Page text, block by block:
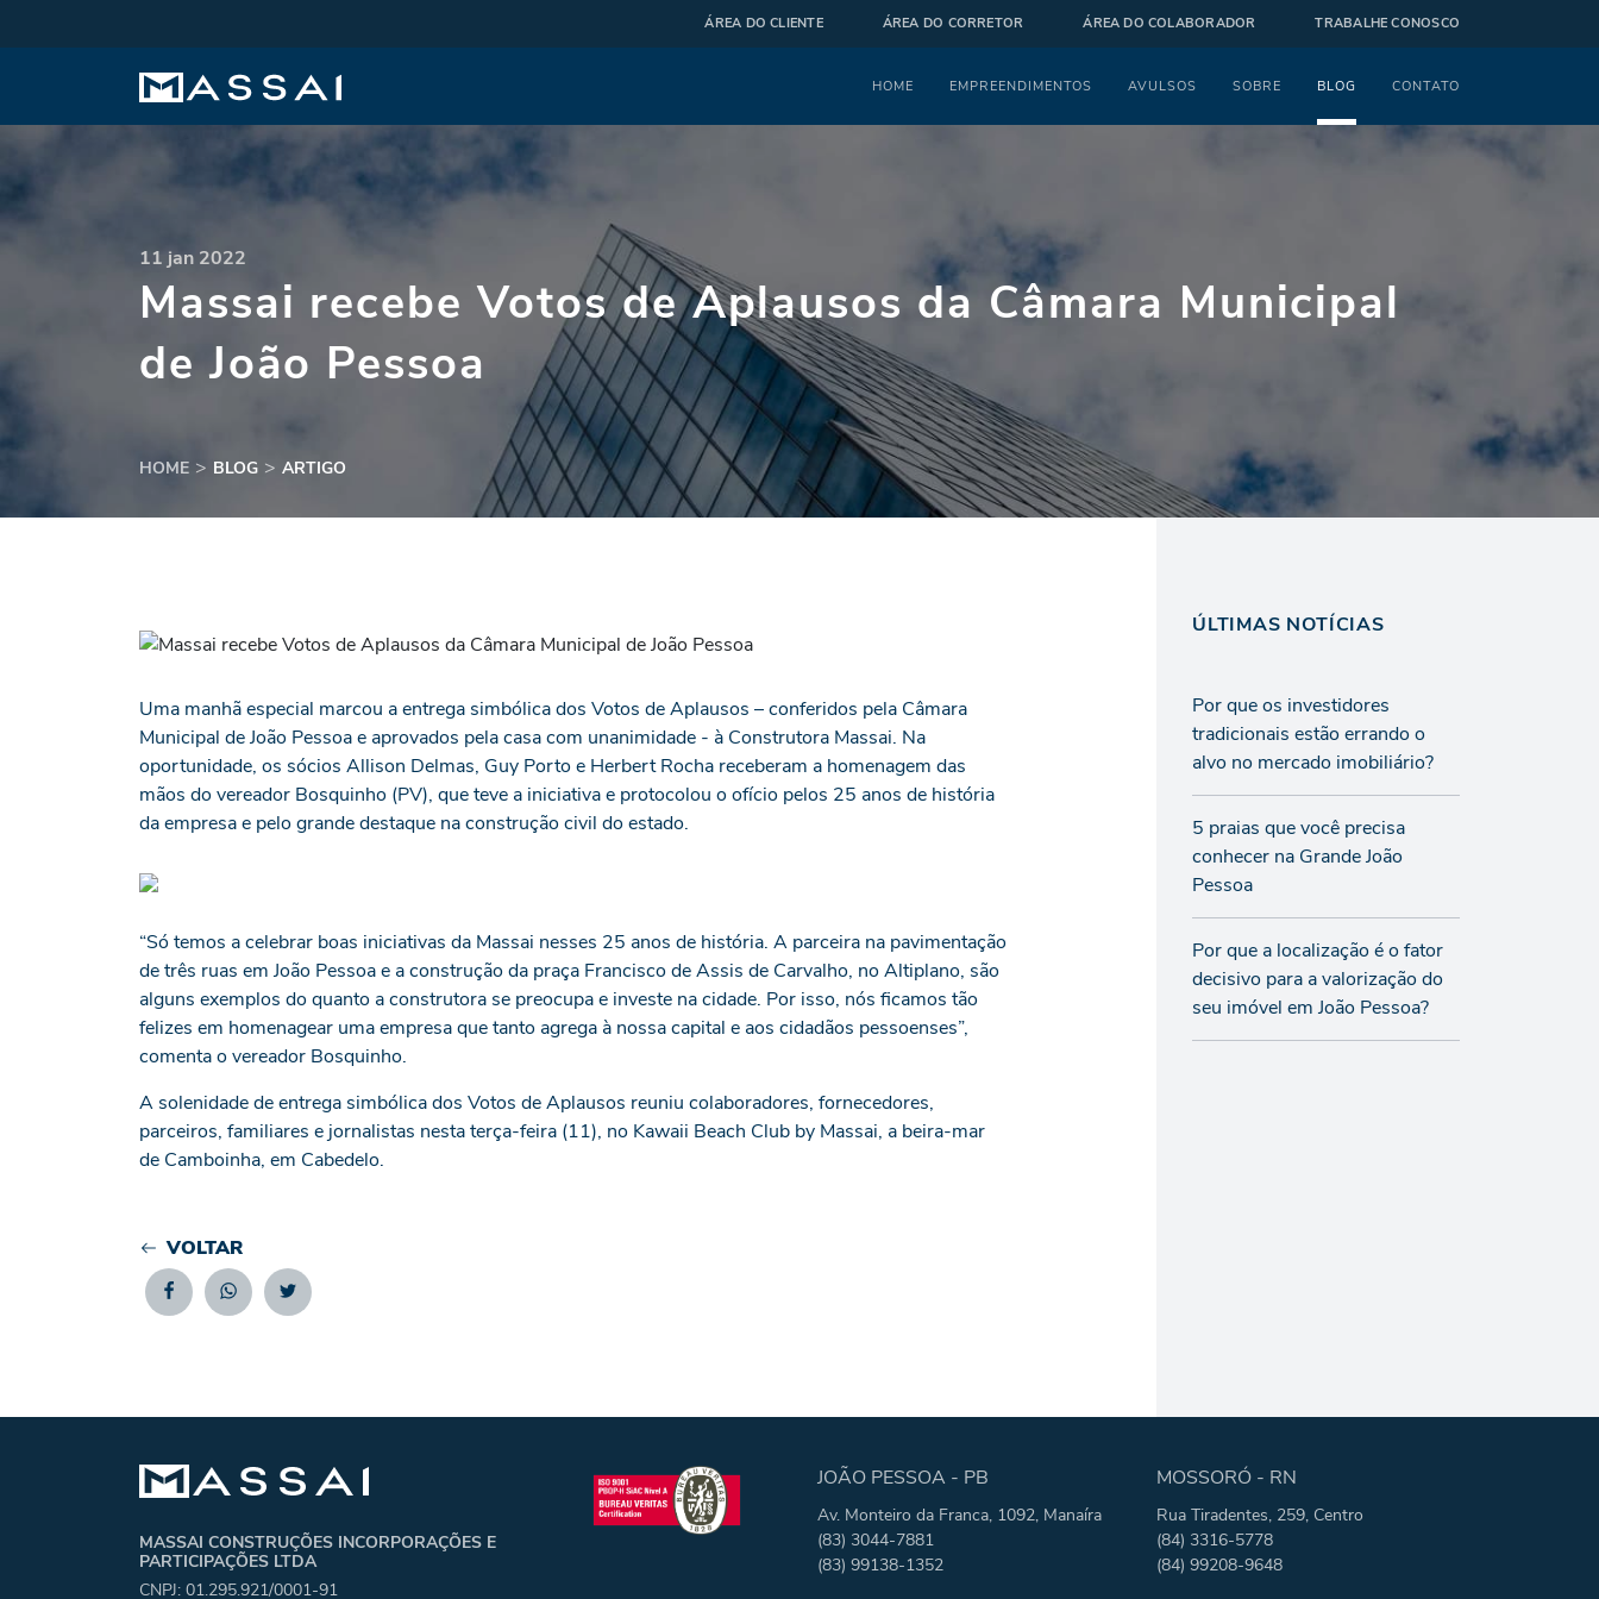
ÁREA DO CLIENTE ÁREA DO CORRETOR ÁREA DO COLABORADOR TRABALHE CONOSCO
Menu
HOME EMPREENDIMENTOS AVULSOS SOBRE BLOG CONTATO
11 jan 2022
Massai recebe Votos de Aplausos da Câmara Municipal
de João Pessoa
HOME BLOG ARTIGO
Uma manhã especial marcou a entrega simbólica dos Votos de Aplausos – conferidos pela Câmara
Municipal de João Pessoa e aprovados pela casa com unanimidade - à Construtora Massai. Na
oportunidade, os sócios Allison Delmas, Guy Porto e Herbert Rocha receberam a homenagem das
mãos do vereador Bosquinho (PV), que teve a iniciativa e protocolou o ofício pelos 25 anos de história
da empresa e pelo grande destaque na construção civil do estado.
“Só temos a celebrar boas iniciativas da Massai nesses 25 anos de história. A parceira na pavimentação
de três ruas em João Pessoa e a construção da praça Francisco de Assis de Carvalho, no Altiplano, são
alguns exemplos do quanto a construtora se preocupa e investe na cidade. Por isso, nós ficamos tão
felizes em homenagear uma empresa que tanto agrega à nossa capital e aos cidadãos pessoenses”,
comenta o vereador Bosquinho.
A solenidade de entrega simbólica dos Votos de Aplausos reuniu colaboradores, fornecedores,
parceiros, familiares e jornalistas nesta terça-feira (11), no Kawaii Beach Club by Massai, a beira-mar
de Camboinha, em Cabedelo.
VOLTAR
ÚLTIMAS NOTÍCIAS
Por que os investidores
tradicionais estão errando o
alvo no mercado imobiliário?
5 praias que você precisa
conhecer na Grande João
Pessoa
Por que a localização é o fator
decisivo para a valorização do
seu imóvel em João Pessoa?
FacebookWhatsappTwitter
MASSAI CONSTRUÇÕES INCORPORAÇÕES E
PARTICIPAÇÕES LTDA
CNPJ: 01.295.921/0001-91
JOÃO PESSOA - PB
Av. Monteiro da Franca, 1092, Manaíra
(83) 3044-7881
(83) 99138-1352
MOSSORÓ - RN
Rua Tiradentes, 259, Centro
(84) 3316-5778
(84) 99208-9648